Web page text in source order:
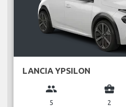
LANCIA YPSILON
group
5
business_center
2